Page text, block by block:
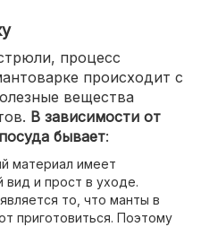
процесс
происходит с
вещества
В зависимости от
бывает:
материал имеет
вид и прост в уходе.
то, что манты в
приготовиться. Поэтому